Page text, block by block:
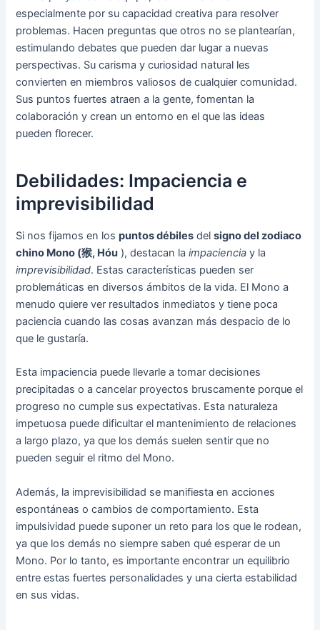
especialmente por su capacidad creativa para resolver
problemas. Hacen preguntas que otros no se plantearían,
estimulando debates que pueden dar lugar a nuevas
perspectivas. Su carisma y curiosidad natural les
convierten en miembros valiosos de cualquier comunidad.
Sus puntos fuertes atraen a la gente, fomentan la
colaboración y crean un entorno en el que las ideas
pueden florecer.
Debilidades: Impaciencia e
imprevisibilidad
Si nos fijamos en lospuntos débiles delsigno del zodiaco
chino Mono (猴, Hóu ), destacan laimpaciencia y la
imprevisibilidad. Estas características pueden ser
problemáticas en diversos ámbitos de la vida. El Mono a
menudo quiere ver resultados inmediatos y tiene poca
paciencia cuando las cosas avanzan más despacio de lo
que le gustaría.
Esta impaciencia puede llevarle a tomar decisiones
precipitadas o a cancelar proyectos bruscamente porque el
progreso no cumple sus expectativas. Esta naturaleza
impetuosa puede dificultar el mantenimiento de relaciones
a largo plazo, ya que los demás suelen sentir que no
pueden seguir el ritmo del Mono.
Además, la imprevisibilidad se manifiesta en acciones
espontáneas o cambios de comportamiento. Esta
impulsividad puede suponer un reto para los que le rodean,
ya que los demás no siempre saben qué esperar de un
Mono. Por lo tanto, es importante encontrar un equilibrio
entre estas fuertes personalidades y una cierta estabilidad
en sus vidas.